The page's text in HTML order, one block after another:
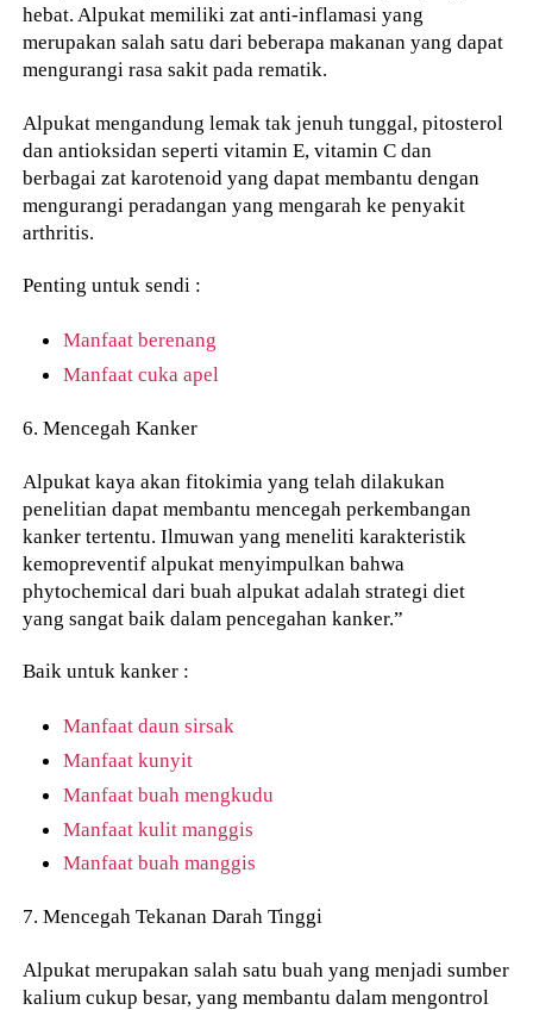
hebat. Alpukat memiliki zat anti-inflamasi yang
merupakan salah satu dari beberapa makanan yang dapat
mengurangi rasa sakit pada rematik.
Alpukat mengandung lemak tak jenuh tunggal, pitosterol
dan antioksidan seperti vitamin E, vitamin C dan
berbagai zat karotenoid yang dapat membantu dengan
mengurangi peradangan yang mengarah ke penyakit
arthritis.
Penting untuk sendi :
Manfaat berenang
Manfaat cuka apel
6. Mencegah Kanker
Alpukat kaya akan fitokimia yang telah dilakukan
penelitian dapat membantu mencegah perkembangan
kanker tertentu. Ilmuwan yang meneliti karakteristik
kemopreventif alpukat menyimpulkan bahwa
phytochemical dari buah alpukat adalah strategi diet
yang sangat baik dalam pencegahan kanker.”
Baik untuk kanker :
Manfaat daun sirsak
Manfaat kunyit
Manfaat buah mengkudu
Manfaat kulit manggis
Manfaat buah manggis
7. Mencegah Tekanan Darah Tinggi
Alpukat merupakan salah satu buah yang menjadi sumber
kalium cukup besar, yang membantu dalam mengontrol